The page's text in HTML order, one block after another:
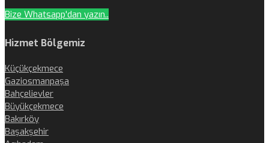
Bize Whatsapp'dan yazın..
Hizmet Bölgemiz
Küçükçekmece
Gaziosmanpaşa
Bahçelievler
Büyükçekmece
Bakırköy
Başakşehir